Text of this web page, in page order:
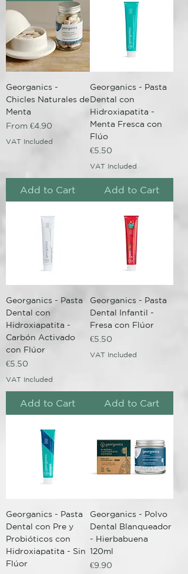
Georganics -
Chicles Naturales de
Menta
From €4.90
Sale Price
VAT Included
Add to Cart
Georganics - Pasta
Dental con
Hidroxiapatita -
Menta Fresca con
Flúo
Price
€5.50
VAT Included
Add to Cart
Georganics - Pasta
Dental con
Hidroxiapatita -
Carbón Activado
con Flúor
Price
€5.50
VAT Included
Add to Cart
Georganics - Pasta
Dental Infantil -
Fresa con Flúor
Price
€5.50
VAT Included
Add to Cart
Georganics - Pasta
Dental con Pre y
Probióticos con
Hidroxiapatita - Sin
Flúor
Georganics - Polvo
Dental Blanqueador
- Hierbabuena
120ml
Price
€9.90